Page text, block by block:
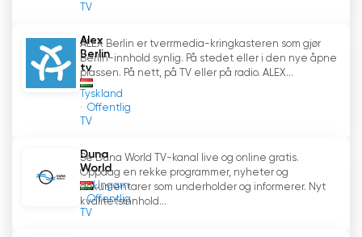
TV
Alex
Berlin
tv
Tyskland
Offentlig
TV
ALEX Berlin er tverrmedia-kringkasteren som gjør
Berlin-innhold synlig. På stedet eller i den nye åpne
plassen. På nett, på TV eller på radio. ALEX...
Duna
World
Ungarn
Offentlig
TV
Se Duna World TV-kanal live og online gratis.
Oppdag en rekke programmer, nyheter og
dokumentarer som underholder og informerer. Nyt
kvalitetsinnhold...